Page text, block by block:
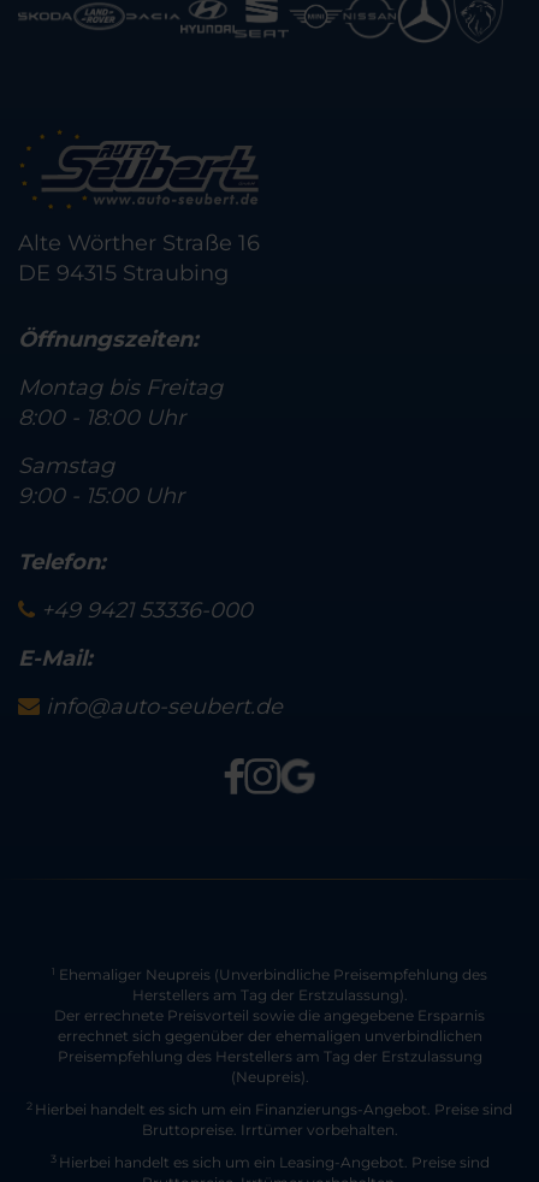
Alte Wörther Straße 16
DE 94315 Straubing
Öffnungszeiten:
Montag bis Freitag
8:00 - 18:00 Uhr
Samstag
9:00 - 15:00 Uhr
Telefon:
+49 9421 53336-000
E-Mail:
info@auto-seubert.de
1
Ehemaliger Neupreis (Unverbindliche Preisempfehlung des
Herstellers am Tag der Erstzulassung).
Der errechnete Preisvorteil sowie die angegebene Ersparnis
errechnet sich gegenüber der ehemaligen unverbindlichen
Preisempfehlung des Herstellers am Tag der Erstzulassung
(Neupreis).
2 Hierbei handelt es sich um ein Finanzierungs-Angebot. Preise sind
Bruttopreise. Irrtümer vorbehalten.
3 Hierbei handelt es sich um ein Leasing-Angebot. Preise sind